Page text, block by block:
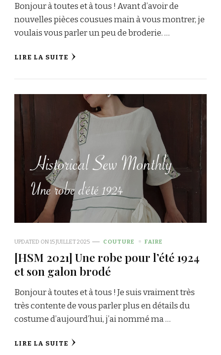
Bonjour à toutes et à tous ! Avant d’avoir de
nouvelles pièces cousues main à vous montrer, je
voulais vous parler un peu de broderie. …
LIRE LA SUITE
UPDATED ON15 JUILLET 2025 COUTURE FAIRE
[HSM 2021] Une robe pour l’été 1924
et son galon brodé
Bonjour à toutes et à tous ! Je suis vraiment très
très contente de vous parler plus en détails du
costume d’aujourd’hui, j’ai nommé ma …
LIRE LA SUITE